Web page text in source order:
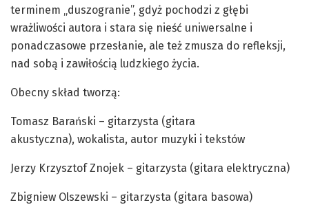
terminem „duszogranie”, gdyż pochodzi z głębi
wrażliwości autora i stara się nieść uniwersalne i
ponadczasowe przesłanie, ale też zmusza do refleksji,
nad sobą i zawiłością ludzkiego życia.
Obecny skład tworzą:
Tomasz Barański – gitarzysta (gitara
akustyczna), wokalista, autor muzyki i tekstów
Jerzy Krzysztof Znojek – gitarzysta (gitara elektryczna)
Zbigniew Olszewski – gitarzysta (gitara basowa)